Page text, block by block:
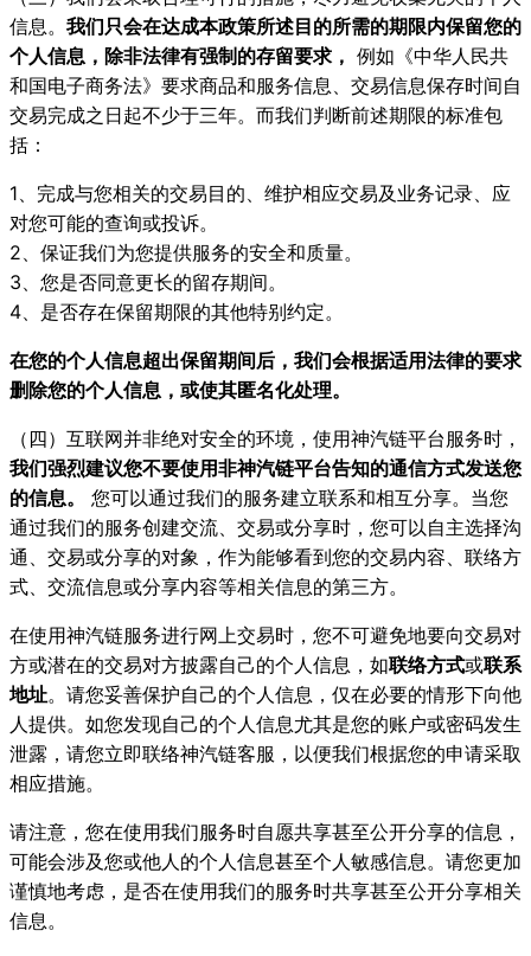
信息。 我们只会在达成本政策所述目的所需的期限内保留您的
个人信息，除非法律有强制的存留要求， 例如《中华人民共
和国电子商务法》要求商品和服务信息、交易信息保存时间自
交易完成之日起不少于三年。而我们判断前述期限的标准包
括：
1、完成与您相关的交易目的、维护相应交易及业务记录、应
对您可能的查询或投诉。
2、保证我们为您提供服务的安全和质量。
3、您是否同意更长的留存期间。
4、是否存在保留期限的其他特别约定。
在您的个人信息超出保留期间后，我们会根据适用法律的要求
删除您的个人信息，或使其匿名化处理。
（四）互联网并非绝对安全的环境，使用神汽链平台服务时，
我们强烈建议您不要使用非神汽链平台告知的通信方式发送您
的信息。
您可以通过我们的服务建立联系和相互分享。当您
通过我们的服务创建交流、交易或分享时，您可以自主选择沟
通、交易或分享的对象，作为能够看到您的交易内容、联络方
式、交流信息或分享内容等相关信息的第三方。
在使用神汽链服务进行网上交易时，您不可避免地要向交易对
方或潜在的交易对方披露自己的个人信息，如联络方式或联系
地址。请您妥善保护自己的个人信息，仅在必要的情形下向他
人提供。如您发现自己的个人信息尤其是您的账户或密码发生
泄露，请您立即联络神汽链客服，以便我们根据您的申请采取
相应措施。
请注意，您在使用我们服务时自愿共享甚至公开分享的信息，
可能会涉及您或他人的个人信息甚至个人敏感信息。请您更加
谨慎地考虑，是否在使用我们的服务时共享甚至公开分享相关
信息。